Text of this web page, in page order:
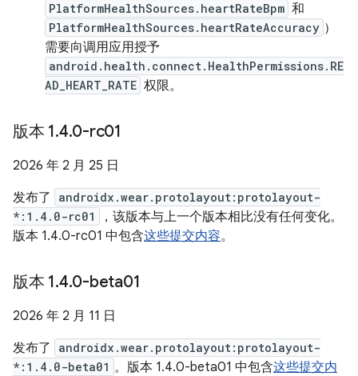
PlatformHealthSources.heartRateBpm 和
PlatformHealthSources.heartRateAccuracy ）
需要向调用应用授予
android.health.connect.HealthPermissions.RE
AD_HEART_RATE 权限。
版本 1.4.0-rc01
2026 年 2 月 25 日
发布了
androidx.wear.protolayout:protolayout-
*:1.4.0-rc01
，该版本与上一个版本相比没有任何变化。
版本 1.4.0-rc01 中包含这些提交内容。
版本 1.4.0-beta01
2026 年 2 月 11 日
发布了
androidx.wear.protolayout:protolayout-
*:1.4.0-beta01 。版本 1.4.0-beta01 中包含这些提交内